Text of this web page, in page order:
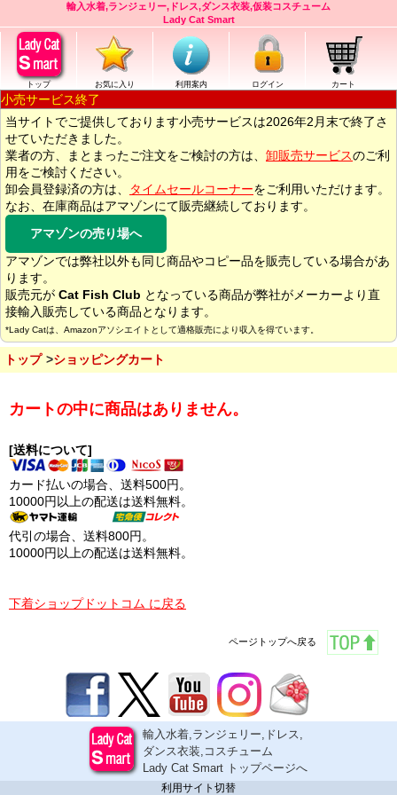
輸入水着,ランジェリー,ドレス,ダンス衣装,仮装コスチューム
Lady Cat Smart
トップ お気に入り 利用案内 ログイン カート
小売サービス終了
当サイトでご提供しております小売サービスは2026年2月末で終了さ
せていただきました。
業者の方、まとまったご注文をご検討の方は、 卸販売サービスのご利
用をご検討ください。
卸会員登録済の方は、
タイムセールコーナーをご利用いただけます。
なお、在庫商品はアマゾンにて販売継続しております。
アマゾンの売り場へ
アマゾンでは弊社以外も同じ商品やコピー品を販売している場合があ
ります。
販売元が Cat Fish Club となっている商品が弊社がメーカーより直
接輸入販売している商品となります。
*Lady Catは、Amazonアソシエイトとして適格販売により収入を得ています。
トップ ショッピングカート
カートの中に商品はありません。
[送料について]
カード払いの場合、送料500円。
10000円以上の配送は送料無料。
代引の場合、送料800円。
10000円以上の配送は送料無料。
下着ショップドットコム に戻る
ページトップへ戻る
輸入水着,ランジェリー,ドレス,
ダンス衣装,コスチューム
Lady Cat Smart トップページへ
利用サイト切替